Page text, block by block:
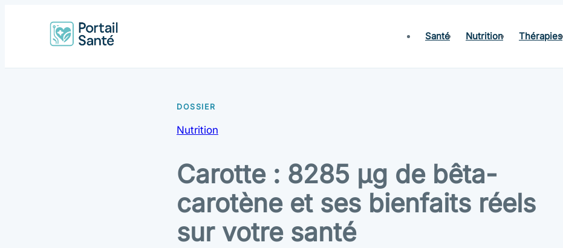
Santé Nutrition Thérapies
Nutrition
Carotte : 8285 µg de bêta-
carotène et ses bienfaits réels
sur votre santé